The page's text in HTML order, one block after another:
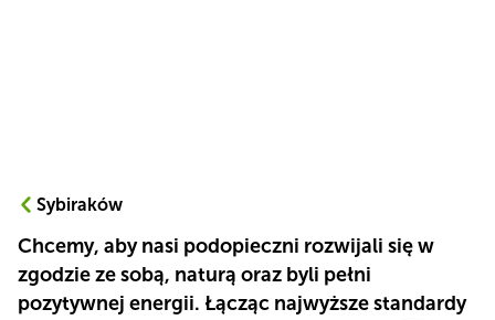
Sybiraków
Chcemy, aby nasi podopieczni rozwijali się w
zgodzie ze sobą, naturą oraz byli pełni
pozytywnej energii. Łącząc najwyższe standardy